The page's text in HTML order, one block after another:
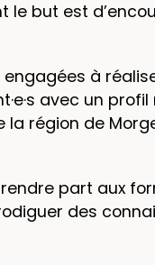
le but est
à
avec un
la région de
part aux
des